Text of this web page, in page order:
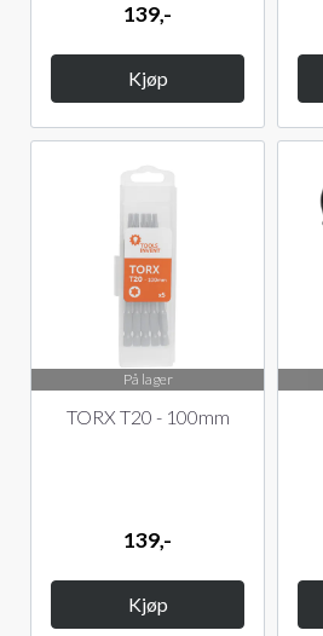
139,-
Kjøp
På lager
TORX T20 - 100mm
139,-
Kjøp